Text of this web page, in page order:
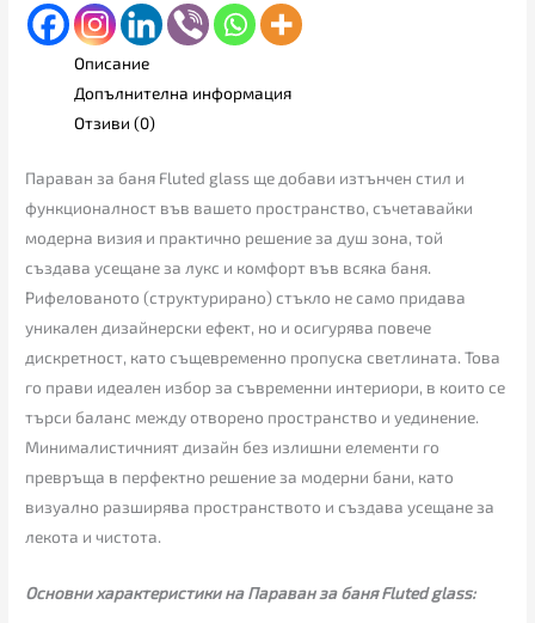
Описание
Допълнителна информация
Отзиви (0)
Параван за баня Fluted glass ще добави изтънчен стил и
функционалност във вашето пространство, съчетавайки
модерна визия и практично решение за душ зона, той
създава усещане за лукс и комфорт във всяка баня.
Рифелованото (структурирано) стъкло не само придава
уникален дизайнерски ефект, но и осигурява повече
дискретност, като същевременно пропуска светлината. Това
го прави идеален избор за съвременни интериори, в които се
търси баланс между отворено пространство и уединение.
Минималистичният дизайн без излишни елементи го
превръща в перфектно решение за модерни бани, като
визуално разширява пространството и създава усещане за
лекота и чистота.
Основни характеристики на Параван за баня Fluted glass: